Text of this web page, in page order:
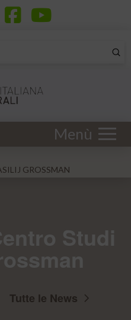
Menù
GROSSMAN
Tutte le News